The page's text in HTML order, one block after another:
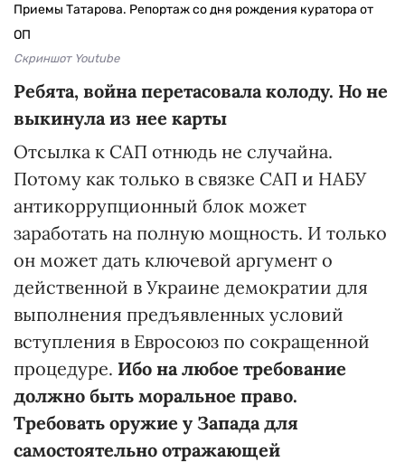
Приемы Татарова. Репортаж со дня рождения куратора от
ОП
Скриншот Youtube
Ребята, война перетасовала колоду. Но не
выкинула из нее карты
Отсылка к САП отнюдь не случайна.
Потому как только в связке САП и НАБУ
антикоррупционный блок может
заработать на полную мощность. И только
он может дать ключевой аргумент о
действенной в Украине демократии для
выполнения предъявленных условий
вступления в Евросоюз по сокращенной
процедуре. Ибо на любое требование
должно быть моральное право.
Требовать оружие у Запада для
самостоятельно отражающей